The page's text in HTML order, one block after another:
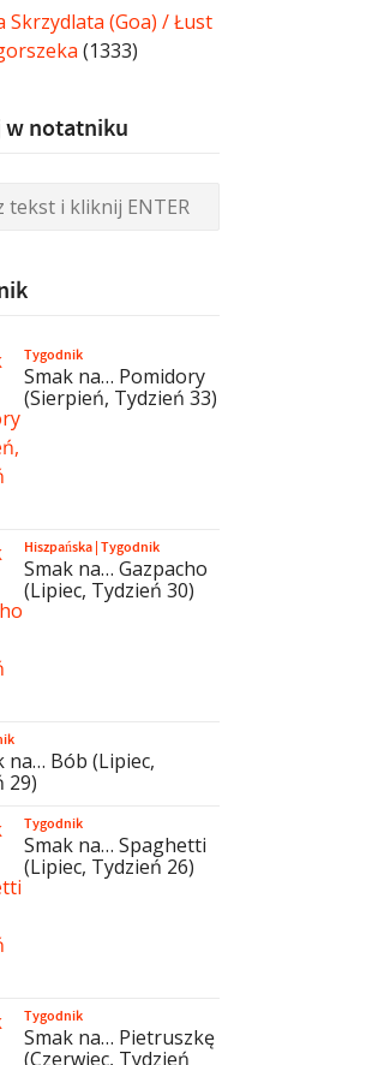
Skrzydlata (Goa) / Łust
(1333)
w notatniku
Tygodnik
Smak na… Pomidory
(Sierpień, Tydzień 33)
Hiszpańska|Tygodnik
Smak na… Gazpacho
(Lipiec, Tydzień 30)
na… Bób (Lipiec,
29)
Tygodnik
Smak na… Spaghetti
(Lipiec, Tydzień 26)
Tygodnik
Smak na… Pietruszkę
(Czerwiec, Tydzień